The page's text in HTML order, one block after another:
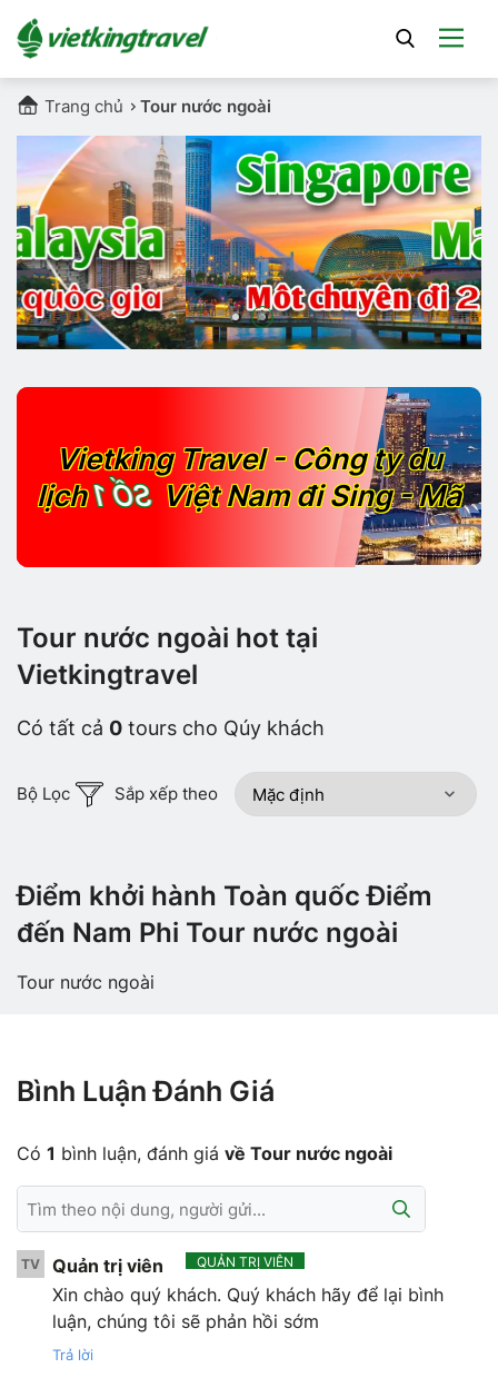
Trang chủ Tour nước ngoài
Vietking Travel - Công ty du
lịchSỐ 1 Việt Nam đi Sing - Mã
Tour nước ngoài hot tại
Vietkingtravel
Có tất cả 0 tours cho Qúy khách
Bộ Lọc Sắp xếp theo
Điểm khởi hành Toàn quốc Điểm
đến Nam Phi Tour nước ngoài
Tour nước ngoài
Bình Luận Đánh Giá
Có 1 bình luận, đánh giá về Tour nước ngoài
TV Quản trị viên QUẢN TRỊ VIÊN
Xin chào quý khách. Quý khách hãy để lại bình
luận, chúng tôi sẽ phản hồi sớm
Trả lời